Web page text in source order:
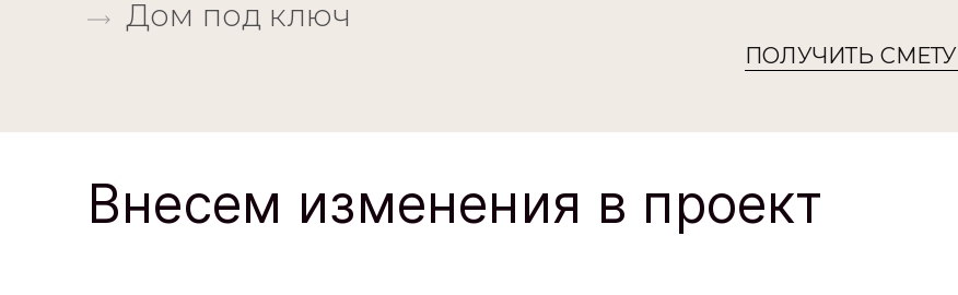
Дом под ключ
ПОЛУЧИТЬ СМЕТУ
Внесем изменения в проект